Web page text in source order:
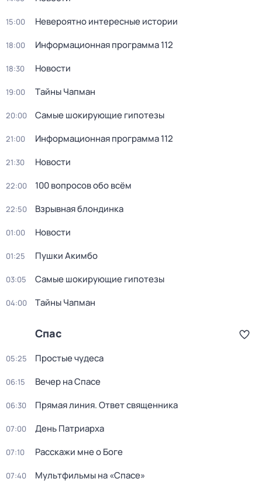
15:00 Невероятно интересные истории
18:00 Информационная программа 112
18:30 Новости
19:00 Тaйны Чапман
20:00 Самые шoкиpующие гипотезы
21:00 Информационная программа 112
21:30 Новости
22:00 100 вопросов обо всём
22:50 Взрывная блондинка
01:00 Новости
01:25 Пушки Акимбо
03:05 Самые шoкиpующие гипотезы
04:00 Тaйны Чапман
Спас
05:25 Простые чудеса
06:15 Вечер на Спасе
06:30 Прямая линия. Ответ священника
07:00 День Патриарха
07:10 Расскажи мне о Боге
07:40 Мультфильмы на «Спасе»